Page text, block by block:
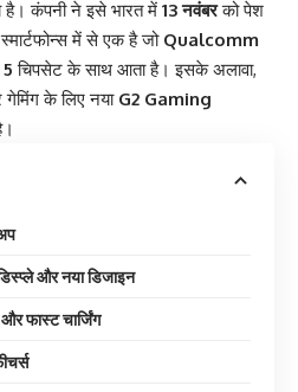
है। कंपनी ने इसे भारत में 13 नवंबरको पेश
में से एक है जो Qualcomm
चिपसेट के साथ आता है। इसके अलावा,
के लिए नया G2 Gaming
और नया डिजाइन
फास्ट चार्जिंग